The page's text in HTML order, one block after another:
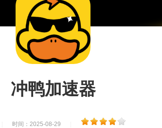
冲鸭加速器
时间：2025-08-29